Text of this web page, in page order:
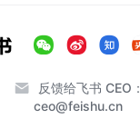
反馈给飞书 CEO：
ceo@feishu.cn